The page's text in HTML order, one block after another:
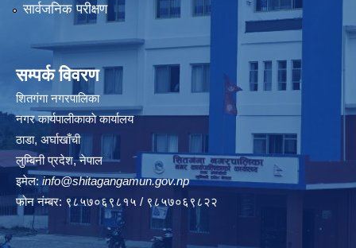
सार्वजनिक परीक्षण
सम्पर्क विवरण
शितगंगा नगरपालिका
नगर कार्यपालीकाकाे कार्यालय
ठाडा, अर्घाखाँची
लुम्बिनी प्रदेश, नेपाल
इमेल: info@shitagangamun.gov.np
फोन नंम्बर: ९८५७०६९८१५ / ९८५७०६९८२२